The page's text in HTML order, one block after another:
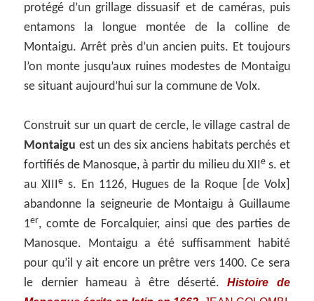
protégé d’un grillage dissuasif et de caméras, puis
entamons la longue montée de la colline de
Montaigu. Arrêt près d’un ancien puits. Et toujours
l’on monte jusqu’aux ruines modestes de Montaigu
se situant aujourd’hui sur la commune de Volx.
Construit sur un quart de cercle, le village castral de
Montaigu est un des six anciens habitats perchés et
fortifiés de Manosque, à partir du milieu du XIIes. et
au XIIIe s. En 1126, Hugues de la Roque [de Volx]
abandonne la seigneurie de Montaigu à Guillaume
1er, comte de Forcalquier, ainsi que des parties de
Manosque. Montaigu a été suffisamment habité
pour qu’il y ait encore un prêtre vers 1400. Ce sera
le dernier hameau à être déserté.Histoire de